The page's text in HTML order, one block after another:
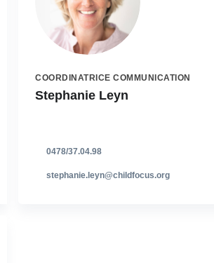
COORDINATRICE COMMUNICATION
Stephanie Leyn
0478/37.04.98
stephanie.leyn@childfocus.org